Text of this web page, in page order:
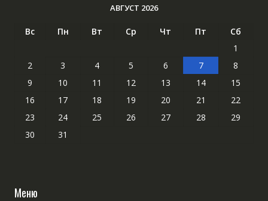
АВГУСТ 2026
Вс Пн Вт Ср Чт Пт
Сб
1
2
3 4 5 6 7
8
9
10 11 12 13 14
15
16
17 18 19 20 21
22
23
24 25 26 27 28
29
30
31
Меню